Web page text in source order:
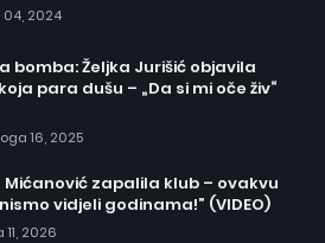
2024
bomba: Željka Jurišić objavila
para dušu – „Da si mi oče živ“
16, 2025
Mićanović zapalila klub – ovakvu
vidjeli godinama!” (VIDEO)
2026